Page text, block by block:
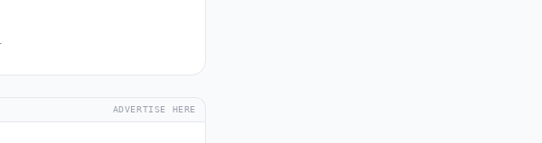
ADVERTISE HERE